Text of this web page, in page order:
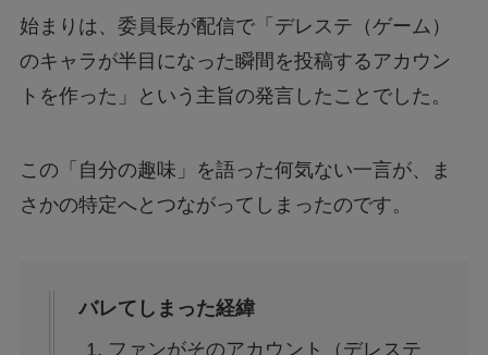
始まりは、委員長が配信で「デレステ（ゲーム）
のキャラが半目になった瞬間を投稿するアカウン
トを作った」という主旨の発言したことでした。
この「自分の趣味」を語った何気ない一言が、ま
さかの特定へとつながってしまったのです。
バレてしまった経緯
ファンがそのアカウント（デレステ